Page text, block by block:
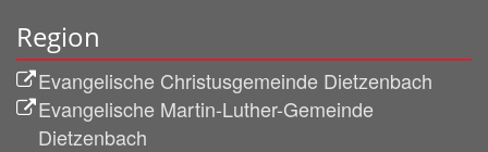
Region
Evangelische Christusgemeinde Dietzenbach
Evangelische Martin-Luther-Gemeinde
Dietzenbach